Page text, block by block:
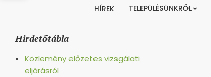
HÍREK TELEPÜLÉSÜNKRŐL
Hirdetőtábla
Közlemény előzetes vizsgálati
eljárásról